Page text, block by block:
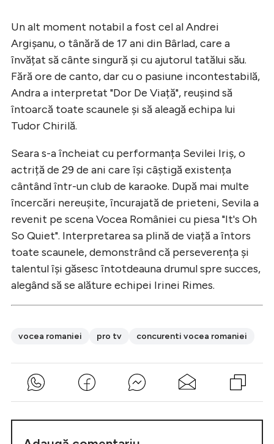
Un alt moment notabil a fost cel al Andrei
Argișanu, o tânără de 17 ani din Bârlad, care a
învățat să cânte singură și cu ajutorul tatălui său.
Fără ore de canto, dar cu o pasiune incontestabilă,
Andra a interpretat "Dor De Viață", reușind să
întoarcă toate scaunele și să aleagă echipa lui
Tudor Chirilă.
Seara s-a încheiat cu performanța Sevilei Iriș, o
actriță de 29 de ani care își câștigă existența
cântând într-un club de karaoke. După mai multe
încercări nereușite, încurajată de prieteni, Sevila a
revenit pe scena Vocea României cu piesa "It's Oh
So Quiet". Interpretarea sa plină de viață a întors
toate scaunele, demonstrând că perseverența și
talentul își găsesc întotdeauna drumul spre succes,
alegând să se alăture echipei Irinei Rimes.
vocea romaniei pro tv concurenti vocea romaniei